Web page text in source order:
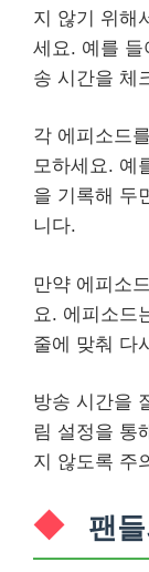
지 않기 위해
세요. 예를 들
송 시간을 체
각 에피소드
모하세요. 예
을 기록해 두
니다.
만약 에피소
요. 에피소드
줄에 맞춰 다
방송 시간을
림 설정을 통
지 않도록 주
팬